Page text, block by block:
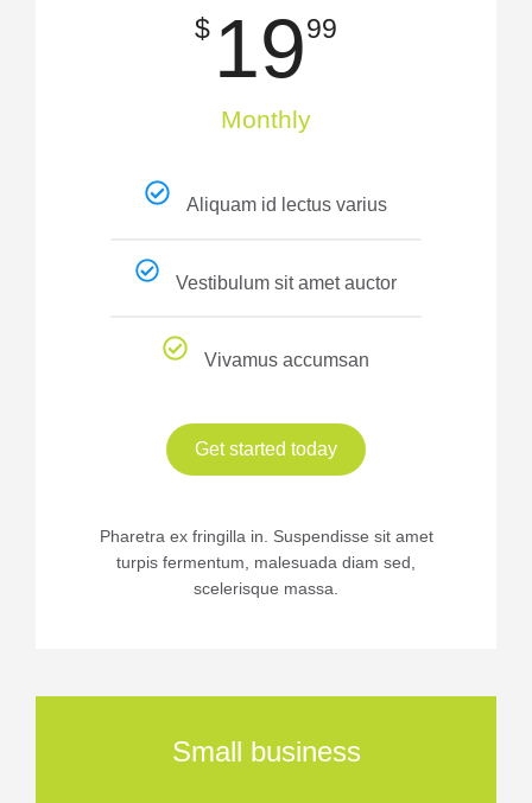
$ 1999
Monthly
Aliquam id lectus varius
Vestibulum sit amet auctor
Vivamus accumsan
Get started today
Pharetra ex fringilla in. Suspendisse sit amet
turpis fermentum, malesuada diam sed,
scelerisque massa.
Small business